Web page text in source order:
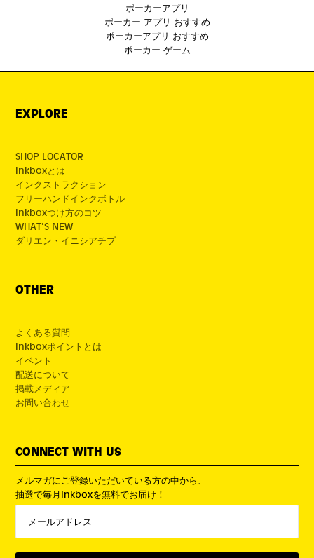
ポーカーアプリ
ポーカー アプリ おすすめ
ポーカーアプリ おすすめ
ポーカー ゲーム
EXPLORE
SHOP LOCATOR
Inkboxとは
インクストラクション
フリーハンドインクボトル
Inkboxつけ方のコツ
WHAT'S NEW
ダリエン・イニシアチブ
OTHER
よくある質問
Inkboxポイントとは
イベント
配送について
掲載メディア
お問い合わせ
CONNECT WITH US
メルマガにご登録いただいている方の中から、
抽選で毎月Inkboxを無料でお届け！